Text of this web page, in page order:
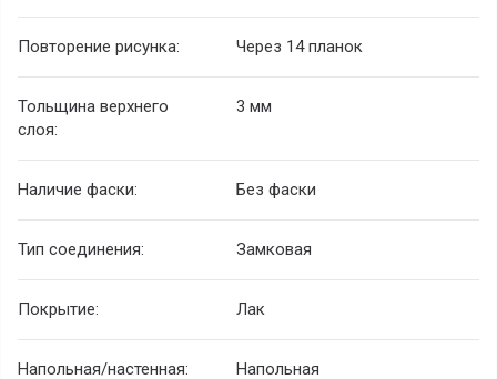
Повторение рисунка: Через 14 планок
Тольщина верхнего
слоя:
3 мм
Наличие фаски: Без фаски
Тип соединения: Замковая
Покрытие: Лак
Напольная/настенная: Напольная